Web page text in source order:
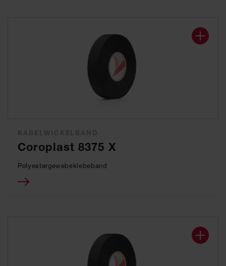
Coroplast 8375 X
Polyestergewebeklebeband